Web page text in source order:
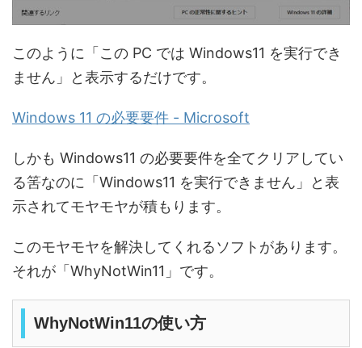
このように「この PC では Windows11 を実行でき
ません」と表示するだけです。
Windows 11 の必要要件 - Microsoft
しかも Windows11 の必要要件を全てクリアしてい
る筈なのに「Windows11 を実行できません」と表
示されてモヤモヤが積もります。
このモヤモヤを解決してくれるソフトがあります。
それが「WhyNotWin11」です。
WhyNotWin11の使い方